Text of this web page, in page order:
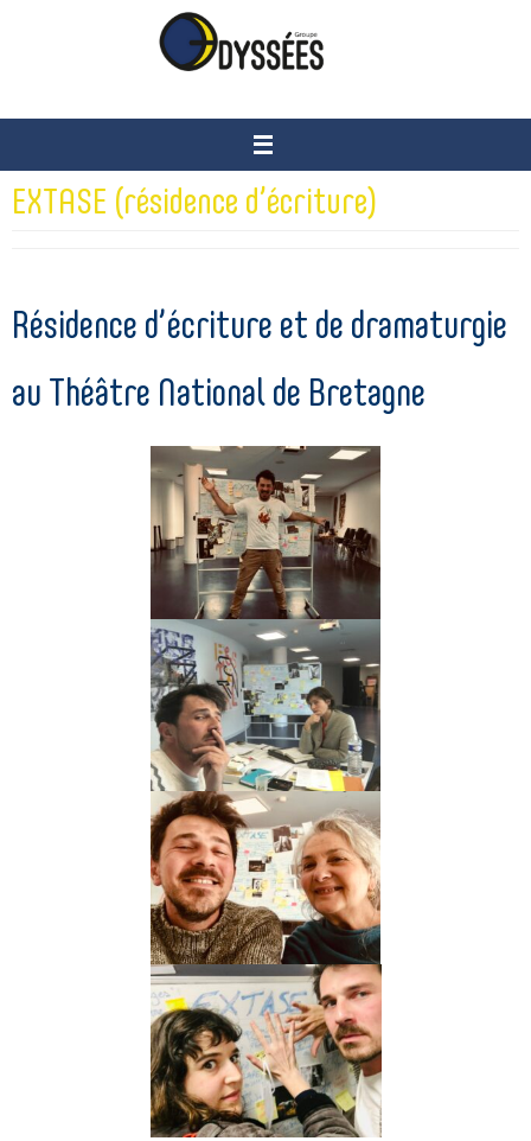
EXTASE (résidence d’écriture)
Résidence d’écriture et de dramaturgie
au Théâtre National de Bretagne